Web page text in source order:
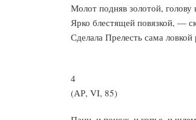
Молот подняв золотой, голову
Ярко блестящей повязкой, —
Сделала Прелесть сама ловкой
4
(АР, VI, 85)